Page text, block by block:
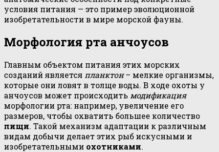
условия питания — это пример эволюционной
изобретательности в мире морской фауны.
Морфология рта анчоусов
Главным объектом питания этих морских
созданий является планктон– мелкие организмы,
которые они ловят в толще воды. В ходе охоты у
анчоусов может происходить модификация
морфологии рта: например, увеличение его
размеров, чтобы охватить большее количество
пищи. Такой механизм адаптации к различным
видам добычи делает этих рыб искусными и
изобретательными охотниками.